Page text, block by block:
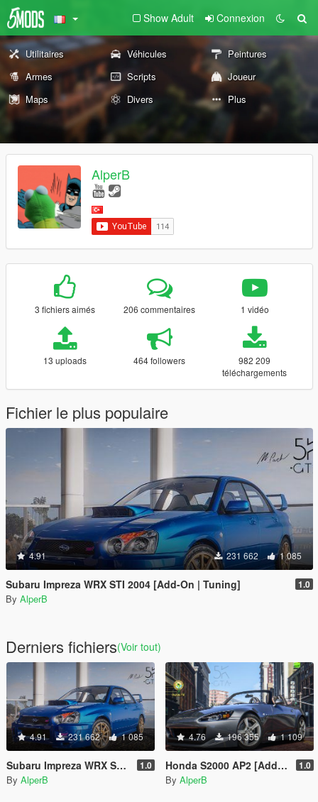
Show Adult Connexion
Utilitaires Véhicules
Peintures
Armes
Scripts
Joueur
Maps
Divers Plus
AlperB
3 fichiers aimés 206 commentaires 1 vidéo
13 uploads 464 followers
982 209
téléchargements
Fichier le plus populaire
4.91 231 662 1 085
Subaru Impreza WRX STI 2004 [Add-On | Tuning] 1.0
By AlperB
Derniers fichiers(Voir tout)
4.91 231 662 1 085
Subaru Impreza WRX STI 2004 [Add-On | Tuning] 1.0
By AlperB
4.76 196 355 1 109
Honda S2000 AP2 [Add-On | Tuning] 1.0
By AlperB